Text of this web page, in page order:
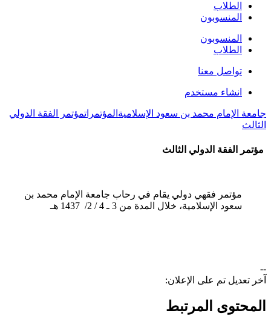
الطلاب
المنسوبون
المنسوبون
الطلاب
تواصل معنا
انشاء مستخدم
جامعة الإمام محمد بن سعود الإسلامية المؤتمراتمؤتمر الفقة الدولي
الثالث
مؤتمر الفقة الدولي الثالث
مؤتمر فقهي دولي يقام في رحاب جامعة الإمام محمد بن
سعود الإسلامية، خلال المدة من 3 ـ 4 / 2/ 1437 هـ
--
آخر تعديل تم على الإعلان:
المحتوى المرتبط